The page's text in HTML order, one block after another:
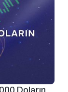
Doların